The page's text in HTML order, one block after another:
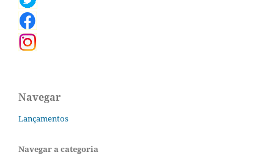
Navegar
Lançamentos
Navegar a categoria